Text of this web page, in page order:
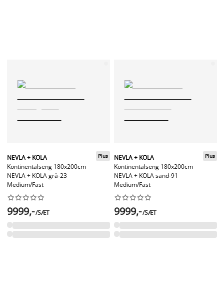
NEVLA + KOLA
Kontinentalseng 180x200cm
NEVLA + KOLA grå-23
Medium/Fast
Plus






9999,-/SÆT
NEVLA + KOLA
Kontinentalseng 180x200cm
NEVLA + KOLA sand-91
Medium/Fast
Plus






9999,-/SÆT